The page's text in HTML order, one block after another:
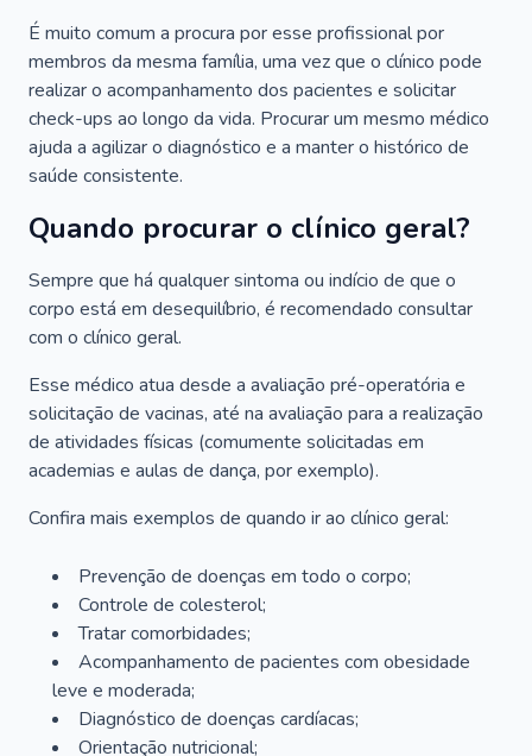
É muito comum a procura por esse profissional por
membros da mesma família, uma vez que o clínico pode
realizar o acompanhamento dos pacientes e solicitar
check-ups ao longo da vida. Procurar um mesmo médico
ajuda a agilizar o diagnóstico e a manter o histórico de
saúde consistente.
Quando procurar o clínico geral?
Sempre que há qualquer sintoma ou indício de que o
corpo está em desequilíbrio, é recomendado consultar
com o clínico geral.
Esse médico atua desde a avaliação pré-operatória e
solicitação de vacinas, até na avaliação para a realização
de atividades físicas (comumente solicitadas em
academias e aulas de dança, por exemplo).
Confira mais exemplos de quando ir ao clínico geral:
Prevenção de doenças em todo o corpo;
Controle de colesterol;
Tratar comorbidades;
Acompanhamento de pacientes com obesidade
leve e moderada;
Diagnóstico de doenças cardíacas;
Orientação nutricional;